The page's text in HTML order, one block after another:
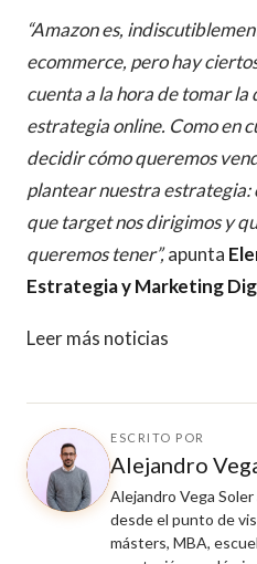
“Amazon es,
ecommerce, pero hay
cuenta a la hora de tomar la
estrategia online. Como en
decidir cómo queremos
plantear nuestra estrategia:
que target nos dirigimos y
queremos tener”,apunta
Estrategia y Marketing
Leer más noticias
ESCRITO POR
Alejandro
Alejandro Vega
desde el punto de
másters, MBA,